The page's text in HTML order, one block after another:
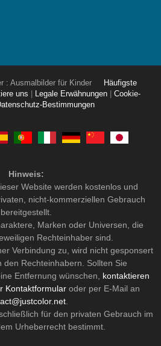
: Ausmalbilder für Kinder
Häufigste
uns Legale Erwähnungen
Cookie-
Bestimmungen
Hinweis:
Website werden kostenlos und
nicht-kommerziellen Gebrauch
bereitgestellt.
Marken oder Universen, die
Rechteinhaber sind.
Verbindung zu, wird nicht gesponsert
den Rechteinhabern. Sollten Sie
Entfernung wünschen, kontaktieren
Kontaktformular oder per E-Mail an
.
für den privaten Gebrauch im
Urheberrecht bestimmt.